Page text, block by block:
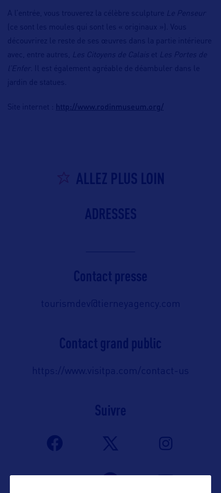
A l’entrée, vous trouverez la célèbre sculpture Le Penseur
(ce sont les moules qui sont les « originaux »). Vous
découvrirez le reste de ses œuvres dans la partie intérieure
avec, entre autres,
Les Citoyens de Calais et Les Portes de
l’Enfer
. Il est également agréable de déambuler dans le
jardin de statues.
Site internet : http://www.rodinmuseum.org/
ALLEZ PLUS LOIN
ADRESSES
Contact presse
tourismdev@tierneyagency.com
Contact grand public
https://www.visitpa.com/contact-us
Suivre